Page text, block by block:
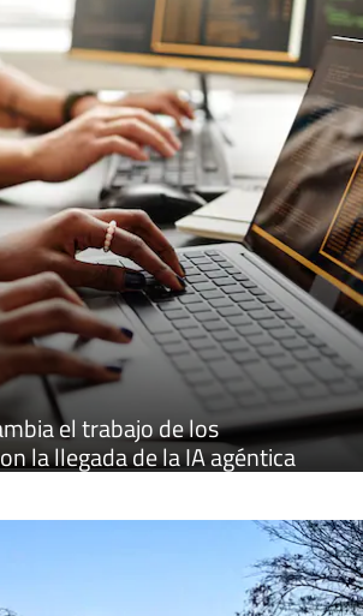
el trabajo de los
la llegada de la IA agéntica